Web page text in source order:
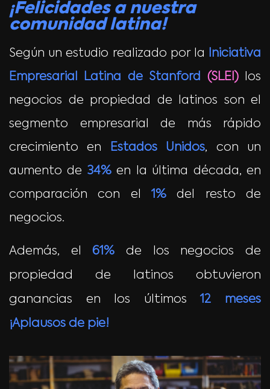
¡Felicidades a nuestra
comunidad latina!
Según un estudio realizado por la Iniciativa
Empresarial Latina de Stanford (SLEI)los
negocios de propiedad de latinos son el
segmento empresarial de más rápido
crecimiento en Estados Unidos, con un
aumento de 34%en la última década, en
comparación con el 1% del resto de
negocios.
Además, el61% de los negocios de
propiedad de latinos obtuvieron
ganancias en los últimos12 meses
¡Aplausos de pie!